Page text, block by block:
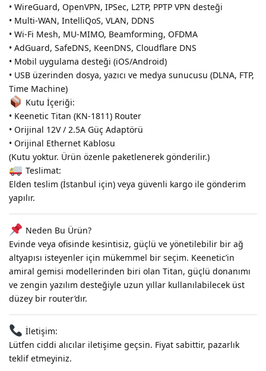
• WireGuard, OpenVPN, IPSec, L2TP, PPTP VPN desteği
• Multi-WAN, IntelliQoS, VLAN, DDNS
• Wi-Fi Mesh, MU-MIMO, Beamforming, OFDMA
• AdGuard, SafeDNS, KeenDNS, Cloudflare DNS
• Mobil uygulama desteği (iOS/Android)
• USB üzerinden dosya, yazıcı ve medya sunucusu (DLNA, FTP,
Time Machine)
Kutu İçeriği:
• Keenetic Titan (KN-1811) Router
• Orijinal 12V / 2.5A Güç Adaptörü
• Orijinal Ethernet Kablosu
(Kutu yoktur. Ürün özenle paketlenerek gönderilir.)
Teslimat:
Elden teslim (İstanbul için) veya güvenli kargo ile gönderim
yapılır.
Neden Bu Ürün?
Evinde veya ofisinde kesintisiz, güçlü ve yönetilebilir bir ağ
altyapısı isteyenler için mükemmel bir seçim. Keenetic’in
amiral gemisi modellerinden biri olan Titan, güçlü donanımı
ve zengin yazılım desteğiyle uzun yıllar kullanılabilecek üst
düzey bir router’dır.
İletişim:
Lütfen ciddi alıcılar iletişime geçsin. Fiyat sabittir, pazarlık
teklif etmeyiniz.